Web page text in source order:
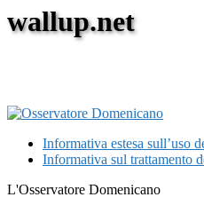
wallup.net
Informativa estesa sull’uso
Informativa sul trattamento
L'Osservatore Domenicano